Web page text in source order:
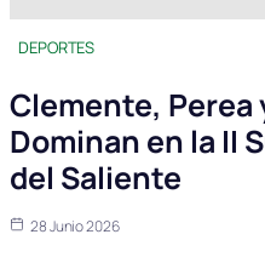
DEPORTES
Clemente, Perea
Dominan en la II
del Saliente
28 Junio 2026